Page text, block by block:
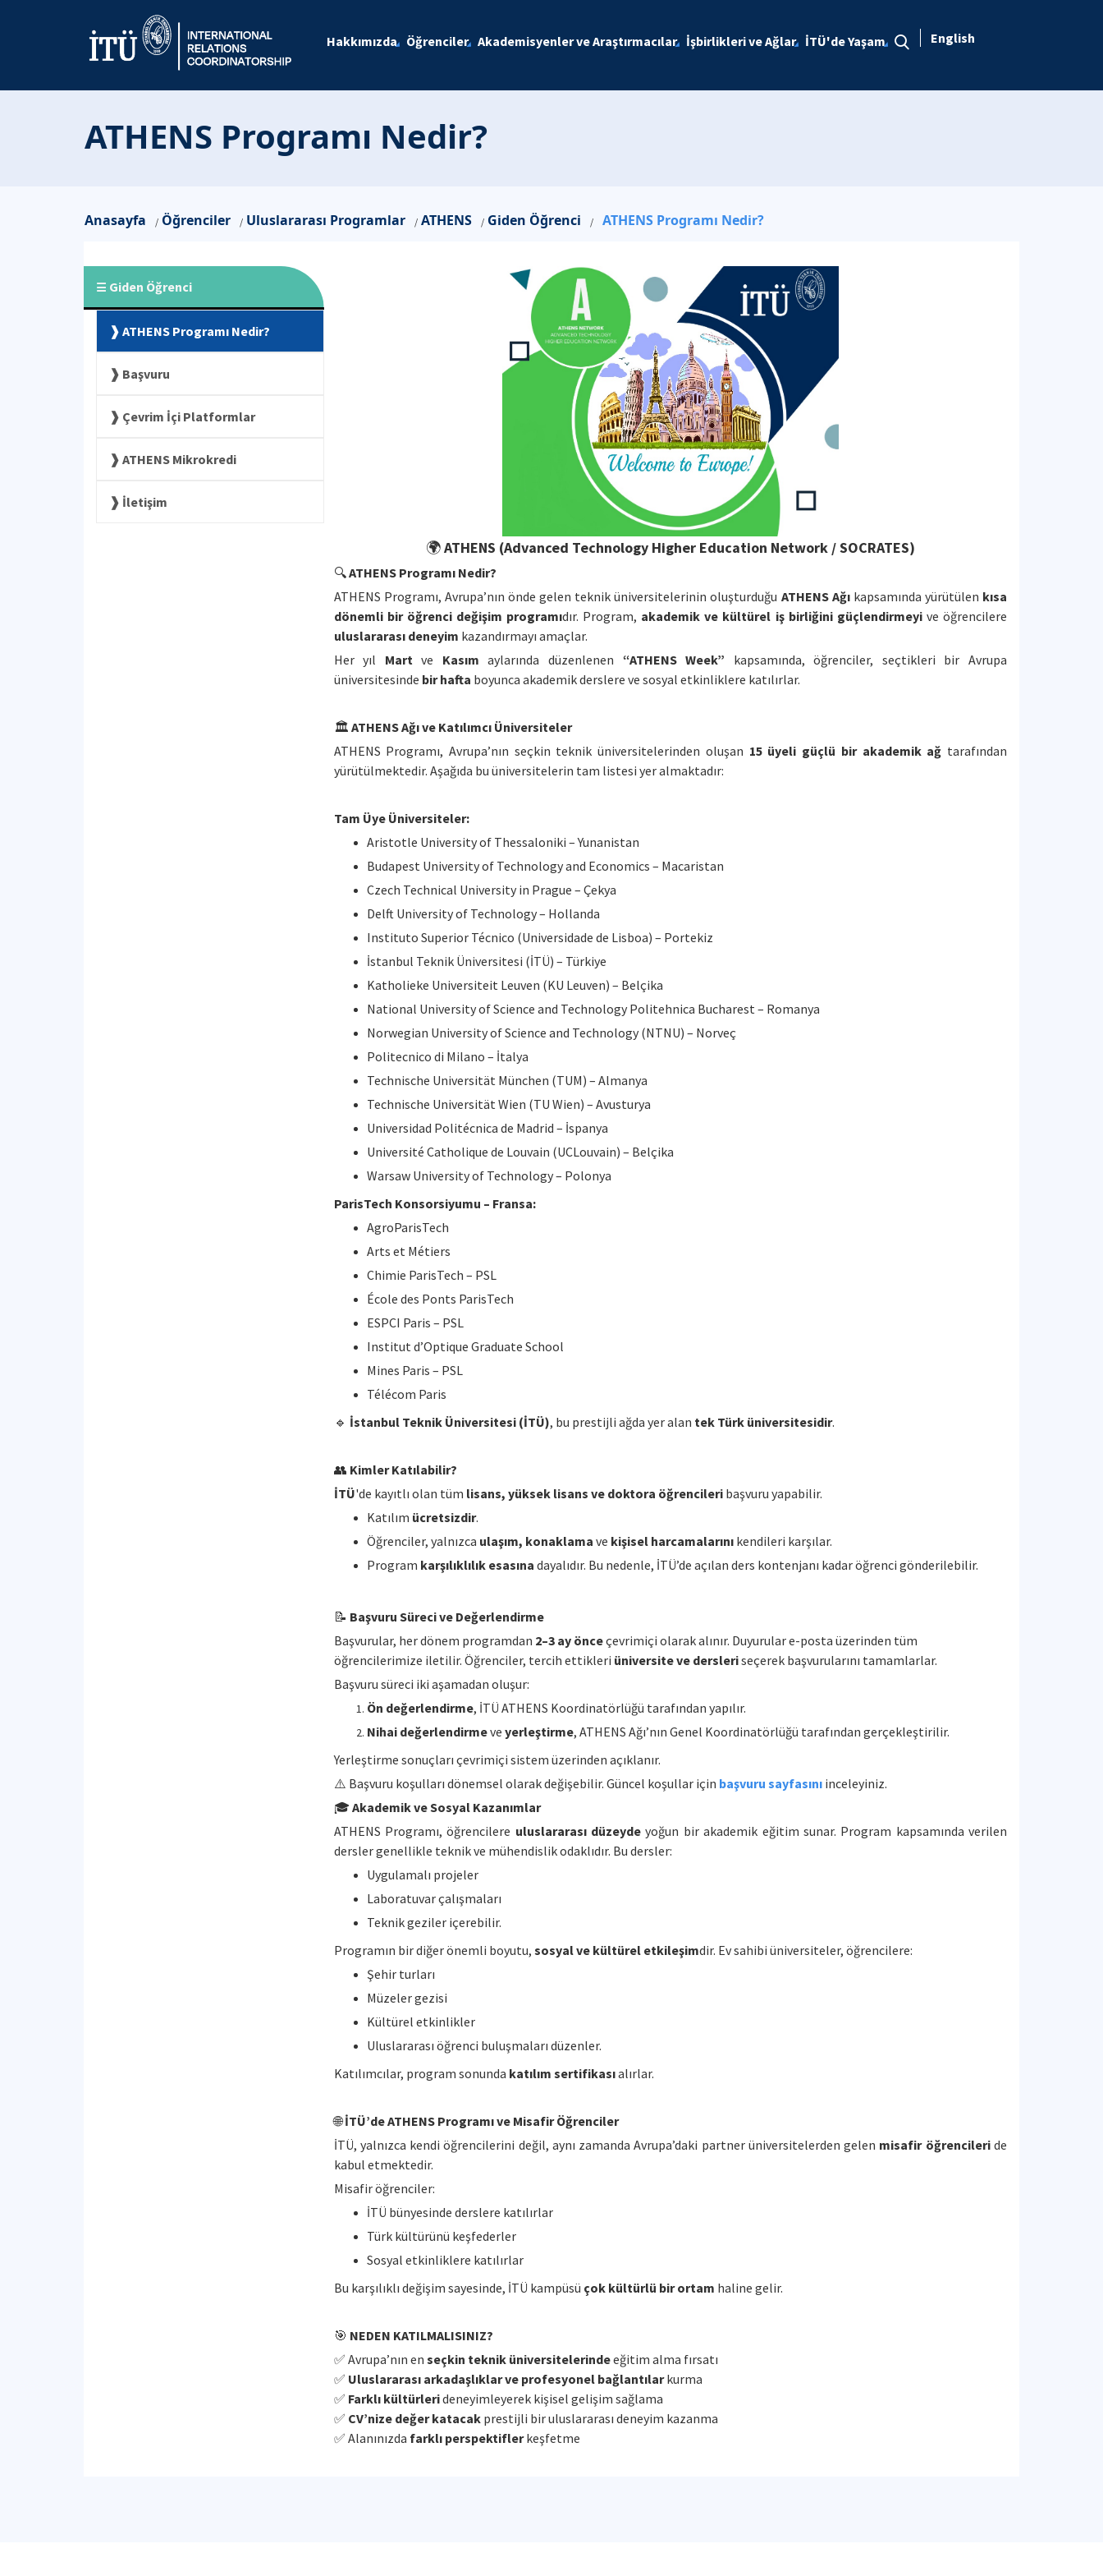
Hakkımızda Öğrenciler Akademisyenler ve Araştırmacılar İşbirlikleri ve Ağlar İTÜ'de Yaşam English
ATHENS Programı Nedir?
Anasayfa / Öğrenciler / Uluslararası Programlar / ATHENS / Giden Öğrenci / ATHENS Programı Nedir?
Giden Öğrenci
ATHENS Programı Nedir?
Başvuru
Çevrim İçi Platformlar
ATHENS Mikrokredi
İletişim
🌍ATHENS (Advanced Technology Higher Education Network / SOCRATES)
🔍ATHENS Programı Nedir?
ATHENS Programı, Avrupa’nın önde gelen teknik üniversitelerinin oluşturduğu ATHENS Ağıkapsamında yürütülen kısa
dönemli bir öğrenci değişim programıdır. Program, akademik ve kültürel iş birliğini güçlendirmeyive öğrencilere
uluslararası deneyim kazandırmayı amaçlar.
Her yıl Martve Kasım aylarında düzenlenen “ATHENS Week” kapsamında, öğrenciler, seçtikleri bir Avrupa
üniversitesinde bir hafta boyunca akademik derslere ve sosyal etkinliklere katılırlar.
🏛 ATHENS Ağı ve Katılımcı Üniversiteler
ATHENS Programı, Avrupa’nın seçkin teknik üniversitelerinden oluşan 15 üyeli güçlü bir akademik ağ tarafından
yürütülmektedir. Aşağıda bu üniversitelerin tam listesi yer almaktadır:
Tam Üye Üniversiteler:
Aristotle University of Thessaloniki – Yunanistan
Budapest University of Technology and Economics – Macaristan
Czech Technical University in Prague – Çekya
Delft University of Technology – Hollanda
Instituto Superior Técnico (Universidade de Lisboa) – Portekiz
İstanbul Teknik Üniversitesi (İTÜ) – Türkiye
Katholieke Universiteit Leuven (KU Leuven) – Belçika
National University of Science and Technology Politehnica Bucharest – Romanya
Norwegian University of Science and Technology (NTNU) – Norveç
Politecnico di Milano – İtalya
Technische Universität München (TUM) – Almanya
Technische Universität Wien (TU Wien) – Avusturya
Universidad Politécnica de Madrid – İspanya
Université Catholique de Louvain (UCLouvain) – Belçika
Warsaw University of Technology – Polonya
ParisTech Konsorsiyumu – Fransa:
AgroParisTech
Arts et Métiers
Chimie ParisTech – PSL
École des Ponts ParisTech
ESPCI Paris – PSL
Institut d’Optique Graduate School
Mines Paris – PSL
Télécom Paris
🔹 İstanbul Teknik Üniversitesi (İTÜ), bu prestijli ağda yer alan tek Türk üniversitesidir.
👥 Kimler Katılabilir?
İTÜ'de kayıtlı olan tüm lisans, yüksek lisans ve doktora öğrencileribaşvuru yapabilir.
Katılım ücretsizdir.
Öğrenciler, yalnızca ulaşım, konaklama ve kişisel harcamalarınıkendileri karşılar.
Program karşılıklılık esasına dayalıdır. Bu nedenle, İTÜ’de açılan ders kontenjanı kadar öğrenci gönderilebilir.
📝 Başvuru Süreci ve Değerlendirme
Başvurular, her dönem programdan 2–3 ay önceçevrimiçi olarak alınır. Duyurular e-posta üzerinden tüm
öğrencilerimize iletilir. Öğrenciler, tercih ettikleri üniversite ve dersleriseçerek başvurularını tamamlarlar.
Başvuru süreci iki aşamadan oluşur:
Ön değerlendirme, İTÜ ATHENS Koordinatörlüğü tarafından yapılır.
Nihai değerlendirmeve yerleştirme, ATHENS Ağı’nın Genel Koordinatörlüğü tarafından gerçekleştirilir.
Yerleştirme sonuçları çevrimiçi sistem üzerinden açıklanır.
⚠️ Başvuru koşulları dönemsel olarak değişebilir. Güncel koşullar için başvuru sayfasınıinceleyiniz.
🎓 Akademik ve Sosyal Kazanımlar
ATHENS Programı, öğrencilere uluslararası düzeyde yoğun bir akademik eğitim sunar. Program kapsamında verilen
dersler genellikle teknik ve mühendislik odaklıdır. Bu dersler:
Uygulamalı projeler
Laboratuvar çalışmaları
Teknik geziler içerebilir.
Programın bir diğer önemli boyutu, sosyal ve kültürel etkileşimdir. Ev sahibi üniversiteler, öğrencilere:
Şehir turları
Müzeler gezisi
Kültürel etkinlikler
Uluslararası öğrenci buluşmaları düzenler.
Katılımcılar, program sonunda katılım sertifikasıalırlar.
🌐İTÜ’de ATHENS Programı ve Misafir Öğrenciler
İTÜ, yalnızca kendi öğrencilerini değil, aynı zamanda Avrupa’daki partner üniversitelerden gelen misafir öğrencileride
kabul etmektedir.
Misafir öğrenciler:
İTÜ bünyesinde derslere katılırlar
Türk kültürünü keşfederler
Sosyal etkinliklere katılırlar
Bu karşılıklı değişim sayesinde, İTÜ kampüsü çok kültürlü bir ortam haline gelir.
🎯 NEDEN KATILMALISINIZ?
✅ Avrupa’nın en seçkin teknik üniversitelerindeeğitim alma fırsatı
✅ Uluslararası arkadaşlıklar ve profesyonel bağlantılarkurma
✅ Farklı kültürlerideneyimleyerek kişisel gelişim sağlama
✅ CV’nize değer katacakprestijli bir uluslararası deneyim kazanma
✅ Alanınızda farklı perspektiflerkeşfetme